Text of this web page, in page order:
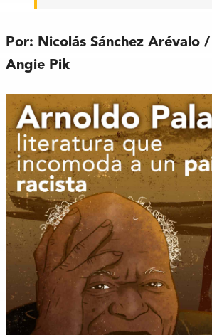
Por: Nicolás Sánchez Arévalo
Angie Pik